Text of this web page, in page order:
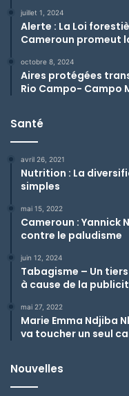
juillet 1, 2024
Alerte : La Loi
Cameroun promeut
octobre 8, 2024
Aires protégées
Rio Campo- Campo
Santé
avril 26, 2021
Nutrition : La
simples
mai 15, 2022
Cameroun : Yannick
contre le paludisme
juin 12, 2024
Tabagisme – Un
à cause de la
mai 27, 2022
Marie Emma Ndjiba
va toucher un seul
Nouvelles